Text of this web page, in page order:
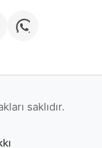
saklıdır.